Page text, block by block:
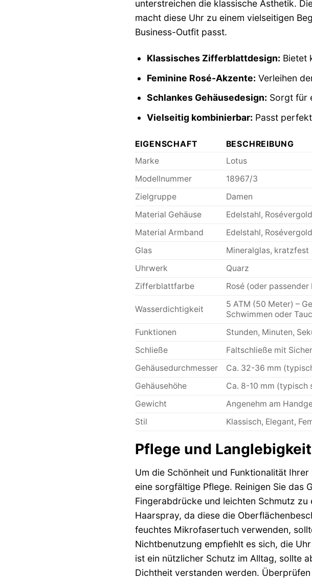
unterstreichen die klassische Ästhetik.
macht diese Uhr zu einem vielseitigen
Business-Outfit passt.
Klassisches Zifferblattdesign: Bietet
Feminine Rosé-Akzente: Verleihen
Schlankes Gehäusedesign: Sorgt für
Vielseitig kombinierbar: Passt
EIGENSCHAFT
BESCHREIBUNG
Marke
Lotus
Modellnummer
18967/3
Zielgruppe
Damen
Material Gehäuse
Edelstahl,
Material Armband
Edelstahl,
Glas
Mineralglas, kratzfest
Uhrwerk
Quarz
Zifferblattfarbe
Rosé (oder
Wasserdichtigkeit
5 ATM (50 Meter) –
Schwimmen oder
Funktionen
Stunden, Minuten,
Schließe
Faltschließe mit
Gehäusedurchmesser
Ca. 32-36 mm
Gehäusehöhe
Ca. 8-10 mm (typisch
Gewicht
Angenehm am
Stil
Klassisch, Elegant,
Pflege und
Um die Schönheit und Funktionalität
eine sorgfältige Pflege. Reinigen Sie das
Fingerabdrücke und leichten Schmutz
Haarspray, da diese die
feuchtes Mikrofasertuch verwenden,
Nichtbenutzung empfiehlt es sich, die
ist ein nützlicher Schutz im Alltag, sollte
Dichtheit verstanden werden.